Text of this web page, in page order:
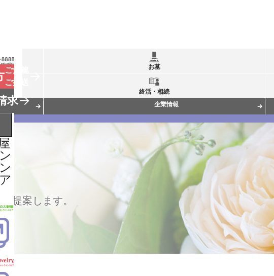
ご危篤
ご搬送
求
お墓
終活・相続
企業情報
提案します。